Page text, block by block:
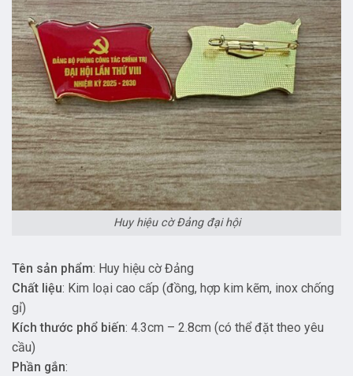
Huy hiệu cờ Đảng đại hội
Tên sản phẩm: Huy hiệu cờ Đảng
Chất liệu: Kim loại cao cấp (đồng, hợp kim kẽm, inox chống
gỉ)
Kích thước phổ biến: 4.3cm – 2.8cm (có thể đặt theo yêu
cầu)
Phần gắn: